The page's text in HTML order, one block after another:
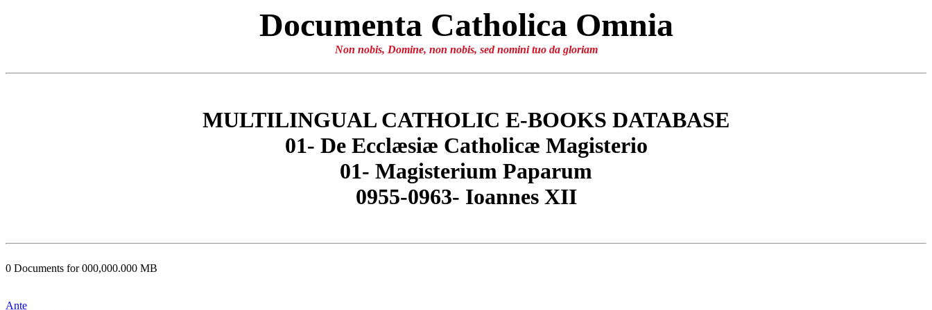
Documenta Catholica Omnia
Non nobis, Domine, non nobis, sed nomini tuo da gloriam
MULTILINGUAL CATHOLIC E-BOOKS DATABASE
01- De Ecclæsiæ Catholicæ Magisterio
01- Magisterium Paparum
0955-0963- Ioannes XII
0 Documents for 000,000.000 MB
Ante